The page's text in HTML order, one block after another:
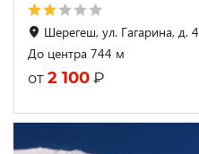
Шерегеш, ул. Гагарина, д. 4
До центра 744 м
от 2 100 ₽